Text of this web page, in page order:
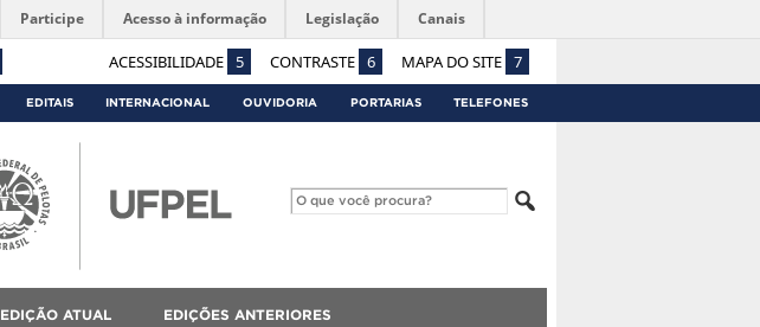
ACESSIBILIDADE 5 CONTRASTE 6 MAPA DO SITE 7
Participe Acesso à informação Legislação Canais
EDITAIS INTERNACIONAL OUVIDORIA PORTARIAS TELEFONES
EDIÇÃO ATUAL EDIÇÕES ANTERIORES